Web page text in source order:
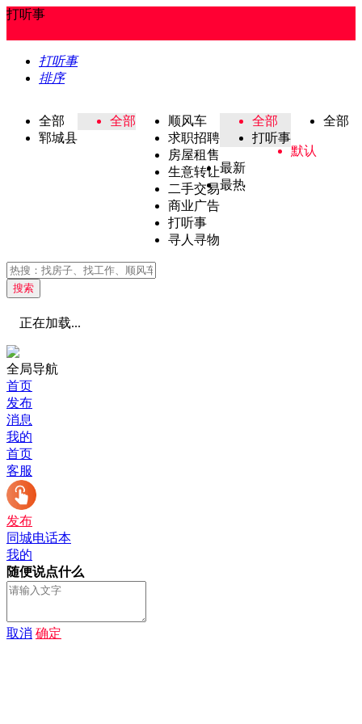
打听事
打听事
排序
全部
郓城县
全部
顺风车
求职招聘
房屋租售
生意转让
二手交易
商业广告
打听事
寻人寻物
全部
打听事
全部
默认
最新
最热
搜索
正在加载...
全局导航
首页
发布
消息
我的
首页
客服
发布
同城电话本
我的
随便说点什么
取消 确定